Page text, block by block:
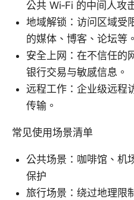
公共 Wi‑Fi 的中间人攻
地域解锁：访问区域受
的媒体、博客、论坛等。
安全上网：在不信任的
银行交易与敏感信息。
远程工作：企业级远程
传输。
常见使用场景清单
公共场景：咖啡馆、机
保护
旅行场景：绕过地理限